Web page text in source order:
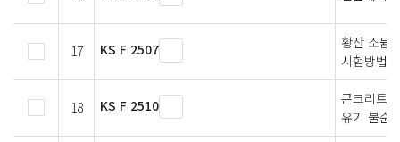
17 KS F 2507
황산 소듐
시험방법
18 KS F 2510
콘크리트
유기 불순